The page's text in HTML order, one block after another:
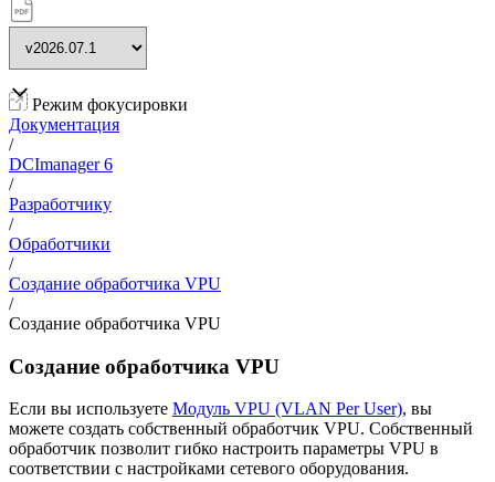
Режим фокусировки
Документация
/
DCImanager 6
/
Разработчику
/
Обработчики
/
Создание обработчика VPU
/
Создание обработчика VPU
Создание обработчика VPU
Если вы используете Модуль VPU (VLAN Per User), вы
можете создать собственный обработчик VPU. Собственный
обработчик позволит гибко настроить параметры VPU в
соответствии с настройками сетевого оборудования.